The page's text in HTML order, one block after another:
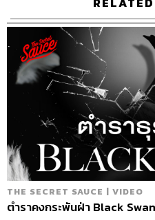
05.03
ทางเลือกนักดนตรี
“ตัวผมเองผมเรียนทางด้านด
จนถึงมหาวิทยาลัย มีโอกาสไ
เที่ยง ดูแล้วไม่ค่อยมีอนาคต
เงินเท่าไหร่ (เมื่อประมาณ
12,000 บาท เตี่ยบอกว่าเตี่ยข
แล้ว 12,000 บาท ผมก็ยังต่อต้
ศรัทธาในตัวเราเลย จนมีอยู่
ไปนั่งร้านอาหาร แกชี้ให้ผมดู
อยู่ตรงนี้ ยืนเล่นตรงนั้นได้เงินแ
THE SECRET SAUCE | VIDEO
ตำราคงกระพันฝ่า Black